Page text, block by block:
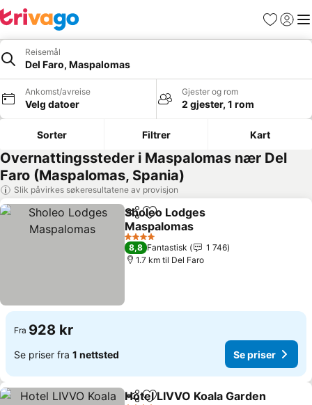
Favoritter
Logg
Reisemål
Del Faro, Maspalomas
Ankomst/avreise
Velg datoer
Gjester og rom
2 gjester, 1 rom
Sorter Filtrer Kart
Overnattingssteder i Maspalomas nær Del
Faro (Maspalomas, Spania)
Slik påvirkes søkeresultatene av provisjon
Del Legg til i favoritter
Sholeo Lodges
Maspalomas
4 Stjerner
8,8 Fantastisk
1 746
1.7 km til Del Faro
Fra 928 kr
Se priser fra 1 nettsted Se priser
Del
Hotel LIVVO Koala Garden